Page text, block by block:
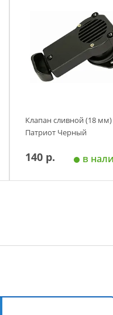
Клапан сливной (18 мм)
Патриот Черный
140 р. в